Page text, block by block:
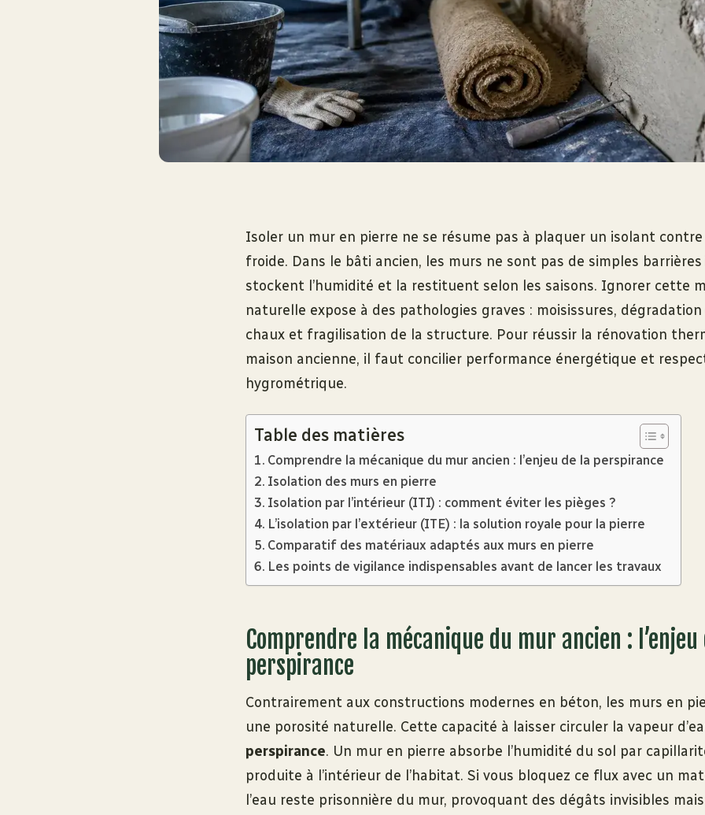
Isoler un mur en pierre ne se résume pas à plaquer un isolant
froide. Dans le bâti ancien, les murs ne sont pas de simples
stockent l’humidité et la restituent selon les saisons. Ignorer cette
naturelle expose à des pathologies graves : moisissures,
chaux et fragilisation de la structure. Pour réussir la rénovation
maison ancienne, il faut concilier performance énergétique et
hygrométrique.
Table des matières
Comprendre la mécanique du mur ancien : l’enjeu de la perspirance
Isolation des murs en pierre
Isolation par l’intérieur (ITI) : comment éviter les pièges ?
L’isolation par l’extérieur (ITE) : la solution royale pour la pierre
Comparatif des matériaux adaptés aux murs en pierre
Les points de vigilance indispensables avant de lancer les travaux
Comprendre la mécanique du mur ancien : l’enjeu
perspirance
Contrairement aux constructions modernes en béton, les murs en
une porosité naturelle. Cette capacité à laisser circuler la vapeur
perspirance. Un mur en pierre absorbe l’humidité du sol par
produite à l’intérieur de l’habitat. Si vous bloquez ce flux avec un
l’eau reste prisonnière du mur, provoquant des dégâts invisibles